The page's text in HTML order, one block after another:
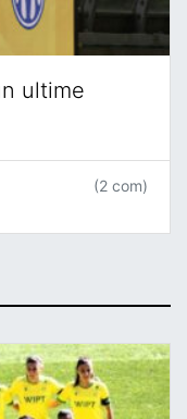
ultime
(2 com)